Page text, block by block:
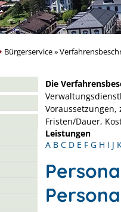
Bürgerservice»
Die
Fristen/Dauer,
Leistungen
A B C D E F G H I J